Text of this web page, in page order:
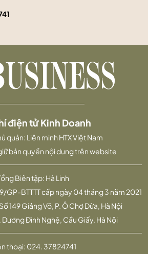
Biên tập: Hà Linh
GP-BTTTT cấp ngày 04 tháng 3 năm 2021
149 Giảng Võ, P. Ô Chợ Dừa, Hà Nội
Dương Đình Nghệ, Cầu Giấy, Hà Nội
điện tử Kinh Doanh
quản: Liên minh HTX Việt Nam
bản quyền nội dung trên website
thoại: 024. 37824741